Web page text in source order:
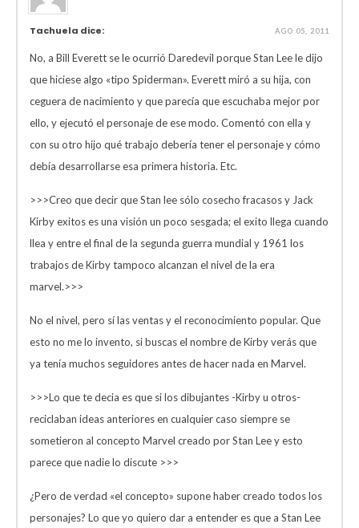
Tachuela dice: AGO 05, 2011
No, a Bill Everett se le ocurrió Daredevil porque Stan Lee le dijo
que hiciese algo «tipo Spiderman». Everett miró a su hija, con
ceguera de nacimiento y que parecía que escuchaba mejor por
ello, y ejecutó el personaje de ese modo. Comentó con ella y
con su otro hijo qué trabajo debería tener el personaje y cómo
debía desarrollarse esa primera historia. Etc.
>>>Creo que decir que Stan lee sólo cosecho fracasos y Jack
Kirby exitos es una visión un poco sesgada; el exito llega cuando
llea y entre el final de la segunda guerra mundial y 1961 los
trabajos de Kirby tampoco alcanzan el nivel de la era
marvel.>>>
No el nivel, pero sí las ventas y el reconocimiento popular. Que
esto no me lo invento, si buscas el nombre de Kirby verás que
ya tenía muchos seguidores antes de hacer nada en Marvel.
>>>Lo que te decia es que si los dibujantes -Kirby u otros-
reciclaban ideas anteriores en cualquier caso siempre se
sometieron al concepto Marvel creado por Stan Lee y esto
parece que nadie lo discute >>>
¿Pero de verdad «el concepto» supone haber creado todos los
personajes? Lo que yo quiero dar a entender es que a Stan Lee